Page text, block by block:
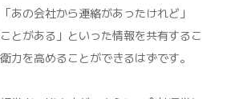
あの会社から連絡があったけれど」
とがある」といった情報を共有するこ
力を高めることができるはずです。